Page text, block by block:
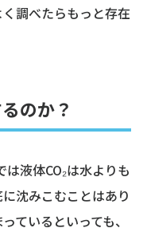
調べたらもっと存在
のか？
液体CO₂は水よりも
沈みこむことはあり
ているといっても、